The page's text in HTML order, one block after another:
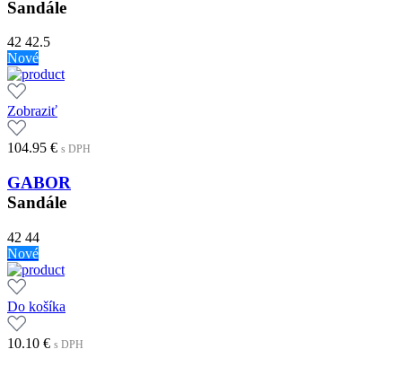
Sandále
42 42.5
Nové
Zobraziť
104.95 € s DPH
GABOR
Sandále
42 44
Nové
Do košíka
10.10 € s DPH